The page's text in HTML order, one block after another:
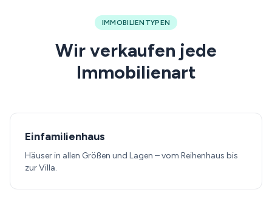
IMMOBILIENTYPEN
Wir verkaufen jede
Immobilienart
Einfamilienhaus
Häuser in allen Größen und Lagen – vom Reihenhaus bis
zur Villa.